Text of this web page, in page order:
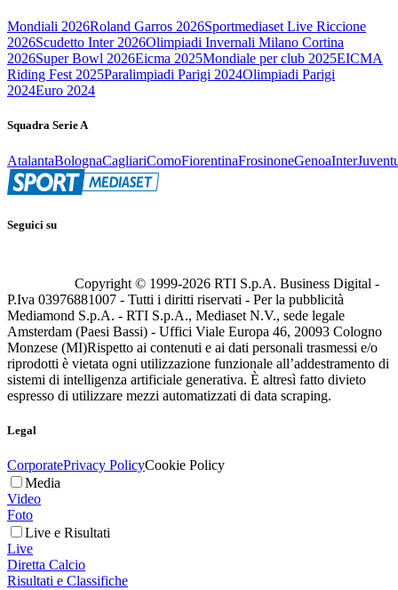
Mondiali 2026Roland Garros 2026Sportmediaset Live Riccione
2026Scudetto Inter 2026Olimpiadi Invernali Milano Cortina
2026Super Bowl 2026Eicma 2025Mondiale per club 2025EICMA
Riding Fest 2025Paralimpiadi Parigi 2024Olimpiadi Parigi
2024Euro 2024
Squadra Serie A
AtalantaBolognaCagliariComoFiorentinaFrosinoneGenoaInter
Seguici su
Copyright © 1999-2026 RTI S.p.A. Business Digital -
P.Iva 03976881007 - Tutti i diritti riservati - Per la pubblicità
Mediamond S.p.A. - RTI S.p.A., Mediaset N.V., sede legale
Amsterdam (Paesi Bassi) - Uffici Viale Europa 46, 20093 Cologno
Monzese (MI)Rispetto ai contenuti e ai dati personali trasmessi e/o
riprodotti è vietata ogni utilizzazione funzionale all’addestramento di
sistemi di intelligenza artificiale generativa. È altresì fatto divieto
espresso di utilizzare mezzi automatizzati di data scraping.
Legal
CorporatePrivacy PolicyCookie Policy
Media
Video
Foto
Live e Risultati
Live
Diretta Calcio
Risultati e Classifiche